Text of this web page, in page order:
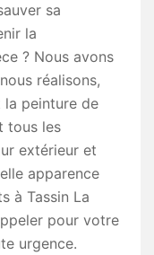
sa
la
? Nous avons
réalisons,
la peinture de
tous les
extérieur et
apparence
à Tassin La
pour votre
urgence.